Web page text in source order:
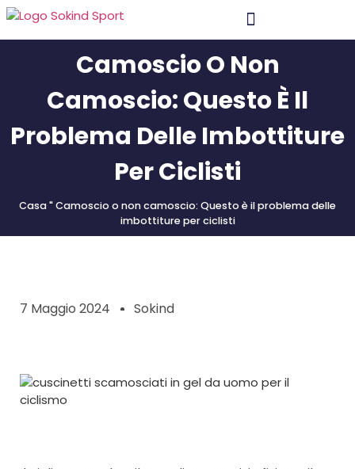
Camoscio O Non
Camoscio: Questo È Il
Problema Delle Imbottiture
Per Ciclisti
Casa"Camoscio o non camoscio: Questo è il problema delle
imbottiture per ciclisti
7 Maggio 2024 Sokind